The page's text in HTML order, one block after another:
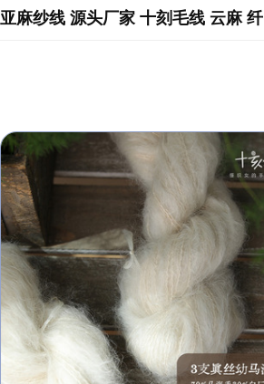
亚麻纱线 源头厂家 十刻毛线 云麻 纤